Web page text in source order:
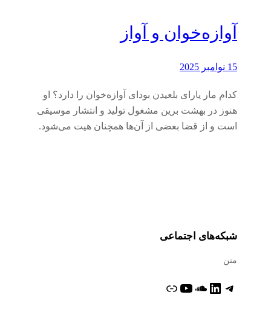
آوازه‌خوان و آواز
15 نوامبر 2025
کدام مار یارای بلعیدن بودای آوازه‌خوان را دارد؟ او
هنوز در بهشت برین مشغول تولید و انتشار موسیقی
است و از قضا بعضی از آن‌ها همچنان هیت می‌شود.
شبکه‌های اجتماعی
متن
تلگرام لینکداین ساوندکلاود یوتیوبپیوند